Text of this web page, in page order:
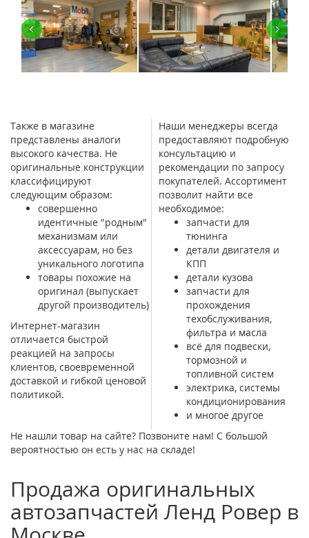
‹ ›
Также в магазине
представлены аналоги
высокого качества. Не
оригинальные конструкции
классифицируют
следующим образом:
совершенно
идентичные "родным"
механизмам или
аксессуарам, но без
уникального логотипа
товары похожие на
оригинал (выпускает
другой производитель)
Интернет-магазин
отличается быстрой
реакцией на запросы
клиентов, своевременной
доставкой и гибкой ценовой
политикой.
Наши менеджеры всегда
предоставляют подробную
консультацию и
рекомендации по запросу
покупателей. Ассортимент
позволит найти все
необходимое:
запчасти для
тюнинга
детали двигателя и
КПП
детали кузова
запчасти для
прохождения
техобслуживания,
фильтра и масла
всё для подвески,
тормозной и
топливной систем
электрика, системы
кондиционирования
и многое другое
Не нашли товар на сайте? Позвоните нам! С большой
вероятностью он есть у нас на складе!
Продажа оригинальных
автозапчастей Ленд Ровер в